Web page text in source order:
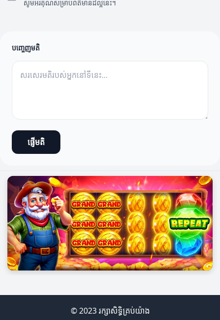
សូមអរគុណសម្រាប់ព័ត៌មានដ៏ល្អនេះ។
បញ្ចេញមតិ
ផ្ញើមតិ
© 2023 រក្សាសិទ្ធិគ្រប់យ៉ាង